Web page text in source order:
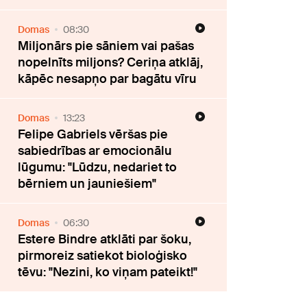
Domas 08:30
Miljonārs pie sāniem vai pašas
nopelnīts miljons? Ceriņa atklāj,
kāpēc nesapņo par bagātu vīru
Domas 13:23
Felipe Gabriels vēršas pie
sabiedrības ar emocionālu
lūgumu: "Lūdzu, nedariet to
bērniem un jauniešiem"
Domas 06:30
Estere Bindre atklāti par šoku,
pirmoreiz satiekot bioloģisko
tēvu: "Nezini, ko viņam pateikt!"